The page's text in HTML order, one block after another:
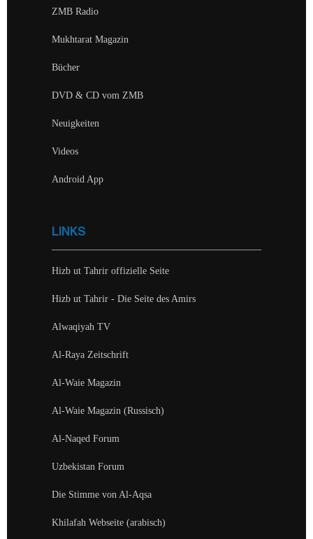
ZMB Radio
Mukhtarat Magazin
Bücher
DVD & CD vom ZMB
Neuigkeiten
Videos
Android App
LINKS
Hizb ut Tahrir offizielle Seite
Hizb ut Tahrir - Die Seite des Amirs
Alwaqiyah TV
Al-Raya Zeitschrift
Al-Waie Magazin
Al-Waie Magazin (Russisch)
Al-Naqed Forum
Uzbekistan Forum
Die Stimme von Al-Aqsa
Khilafah Webseite (arabisch)